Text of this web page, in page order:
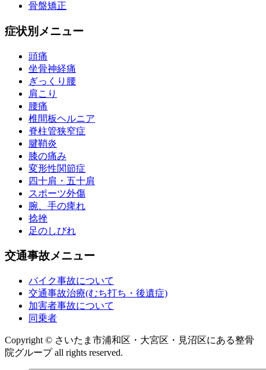
骨盤矯正
症状別メニュー
頭痛
坐骨神経痛
ぎっくり腰
肩こり
腰痛
椎間板ヘルニア
脊柱管狭窄症
腱鞘炎
膝の痛み
変形性関節症
四十肩・五十肩
スポーツ外傷
腕、手の痺れ
捻挫
足のしびれ
交通事故メニュー
バイク事故について
交通事故治療(むち打ち・後遺症)
加害者事故について
同乗者
Copyright © さいたま市浦和区・大宮区・見沼区にある整骨
院グループ all rights reserved.